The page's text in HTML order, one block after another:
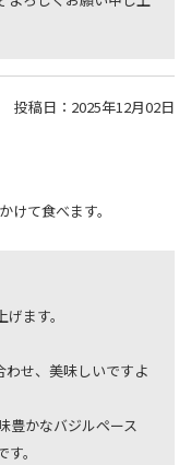
投稿日： 2025年12月02日
けて食べます。
ます。
わせ、美味しいですよ
豊かなバジルペース
。